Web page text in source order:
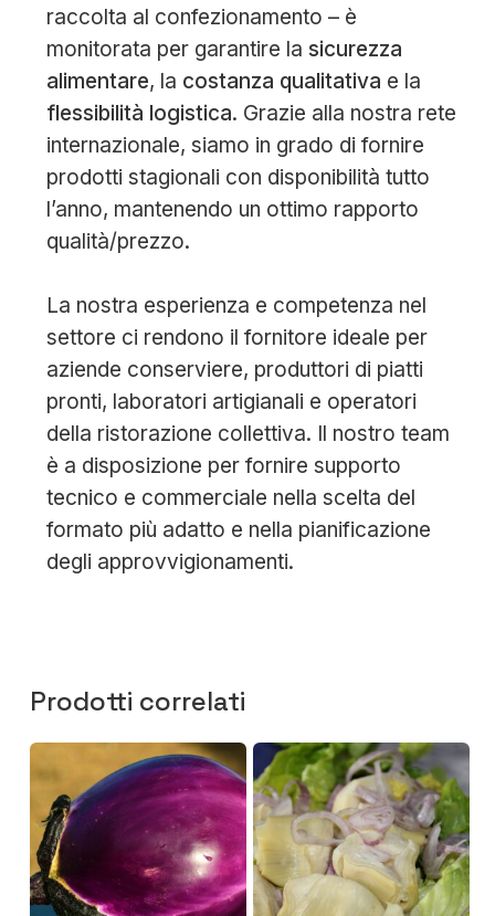
raccolta al confezionamento – è
monitorata per garantire la sicurezza
alimentare, la costanza qualitativa e la
flessibilità logistica. Grazie alla nostra rete
internazionale, siamo in grado di fornire
prodotti stagionali con disponibilità tutto
l’anno, mantenendo un ottimo rapporto
qualità/prezzo.
La nostra esperienza e competenza nel
settore ci rendono il fornitore ideale per
aziende conserviere, produttori di piatti
pronti, laboratori artigianali e operatori
della ristorazione collettiva. Il nostro team
è a disposizione per fornire supporto
tecnico e commerciale nella scelta del
formato più adatto e nella pianificazione
degli approvvigionamenti.
Prodotti correlati